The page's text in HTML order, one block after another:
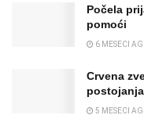
Počela
pomoći
6 MESECI
Crvena
5 MESECI